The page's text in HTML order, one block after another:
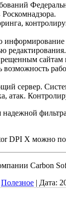
сайтам
сервер.
надежной
DPI X можно
Carbon
Полезное | Дата: